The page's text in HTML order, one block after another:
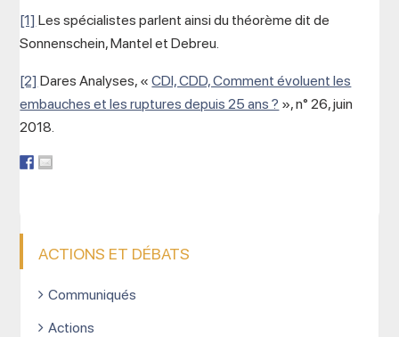
[1] Les spécialistes parlent ainsi du théorème dit de
Sonnenschein, Mantel et Debreu.
[2] Dares Analyses, «CDI, CDD, Comment évoluent les
embauches et les ruptures depuis 25 ans ? », n° 26, juin
2018.
ACTIONS ET DÉBATS
Communiqués
Actions